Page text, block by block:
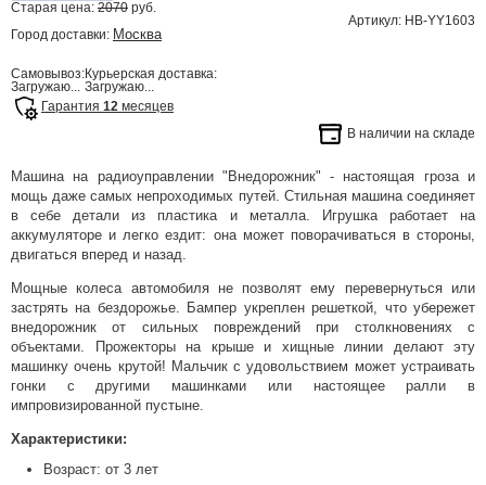
Старая цена: 2070 руб.
Артикул: HB-YY1603
Город доставки: Москва
Самовывоз:
Загружаю...
Курьерская доставка:
Загружаю...
Гарантия 12 месяцев
В наличии на складе
Машина на радиоуправлении "Внедорожник" - настоящая гроза и
мощь даже самых непроходимых путей. Стильная машина соединяет
в себе детали из пластика и металла. Игрушка работает на
аккумуляторе и легко ездит: она может поворачиваться в стороны,
двигаться вперед и назад.
Мощные колеса автомобиля не позволят ему перевернуться или
застрять на бездорожье. Бампер укреплен решеткой, что убережет
внедорожник от сильных повреждений при столкновениях с
объектами. Прожекторы на крыше и хищные линии делают эту
машинку очень крутой! Мальчик с удовольствием может устраивать
гонки с другими машинками или настоящее ралли в
импровизированной пустыне.
Характеристики:
Возраст: от 3 лет